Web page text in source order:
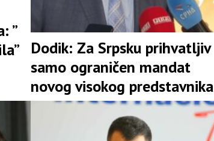
”
Dodik: Za Srpsku prihvatljiv
samo ograničen mandat
novog visokog predstavnika